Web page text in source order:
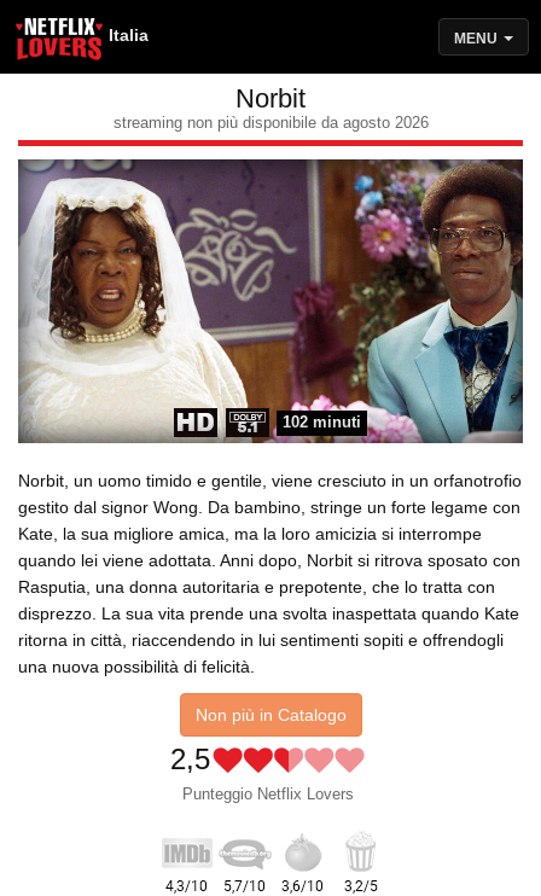
Italia MENU
Norbit
streaming non più disponibile da agosto 2026
102 minuti
Norbit, un uomo timido e gentile, viene cresciuto in un orfanotrofio
gestito dal signor Wong. Da bambino, stringe un forte legame con
Kate, la sua migliore amica, ma la loro amicizia si interrompe
quando lei viene adottata. Anni dopo, Norbit si ritrova sposato con
Rasputia, una donna autoritaria e prepotente, che lo tratta con
disprezzo. La sua vita prende una svolta inaspettata quando Kate
ritorna in città, riaccendendo in lui sentimenti sopiti e offrendogli
una nuova possibilità di felicità.
Non più in Catalogo
2,5
Punteggio Netflix Lovers